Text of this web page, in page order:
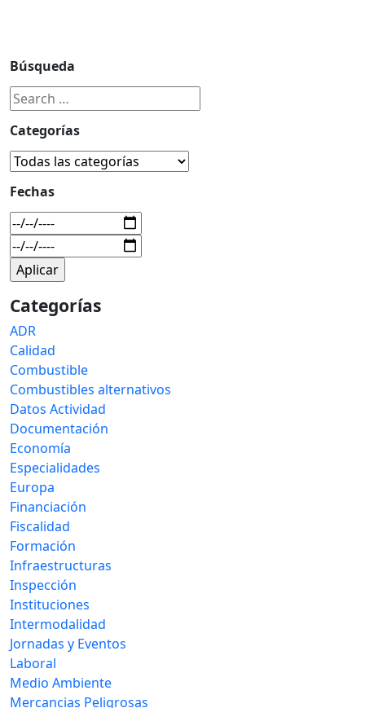
Búsqueda
Categorías
Fechas
Categorías
ADR
Calidad
Combustible
Combustibles alternativos
Datos Actividad
Documentación
Economía
Especialidades
Europa
Financiación
Fiscalidad
Formación
Infraestructuras
Inspección
Instituciones
Intermodalidad
Jornadas y Eventos
Laboral
Medio Ambiente
Mercancias Peligrosas